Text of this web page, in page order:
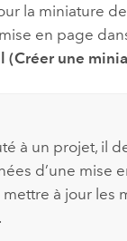
la miniature
en page
(Créer une
à un projet, il
d’une mise
à jour les